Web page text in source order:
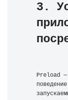
3.
Preload —